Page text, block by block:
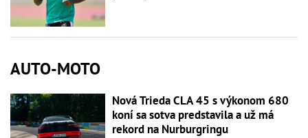
AUTO-MOTO
Nová Trieda CLA 45 s výkonom 680
koní sa sotva predstavila a už má
rekord na Nurburgringu